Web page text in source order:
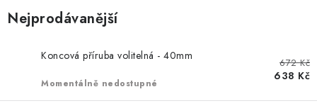
KONTAKTY
STROJE DO DÍLNY
Nejprodávanější
Koncová příruba volitelná - 40mm
Momentálně nedostupné
672 Kč
638 Kč